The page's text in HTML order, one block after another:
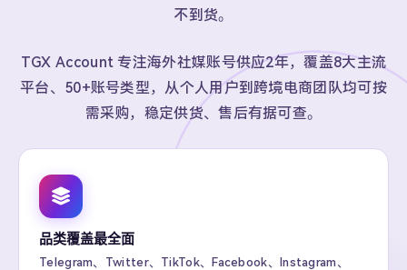
不到货。
TGX Account 专注海外社媒账号供应2年，覆盖8大主流
平台、50+账号类型，从个人用户到跨境电商团队均可按
需采购，稳定供货、售后有据可查。
品类覆盖最全面
Telegram、Twitter、TikTok、Facebook、Instagram、